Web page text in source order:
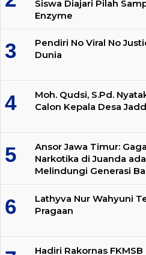
Siswa Diajari Pilah
Enzyme
Pendiri No Viral No
Dunia
Moh. Qudsi, S.Pd.
Calon Kepala Desa
Ansor Jawa Timur:
Narkotika di Juanda
Melindungi Generasi
Lathyva Nur Wahyuni
Pragaan
Hadiri Rakornas